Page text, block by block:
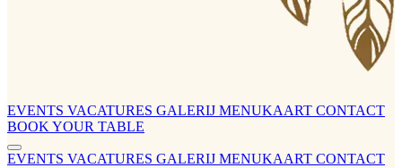
EVENTS VACATURES GALERIJ MENUKAART CONTACT
BOOK YOUR TABLE
EVENTS VACATURES GALERIJ MENUKAART CONTACT